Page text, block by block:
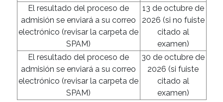
El resultado del proceso de
admisión se enviará a su correo
electrónico (revisar la carpeta de
SPAM)
13 de octubre de
2026 (si no fuiste
citado al
examen)
El resultado del proceso de
admisión se enviará a su correo
electrónico (revisar la carpeta de
SPAM)
30 de octubre de
2026 (si fuiste
citado al
examen)